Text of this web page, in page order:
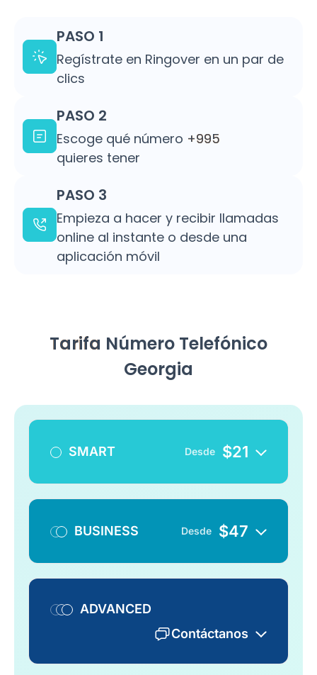
PASO 1
Regístrate en Ringover en un par de
clics
PASO 2
Escoge qué número +995
quieres tener
PASO 3
Empieza a hacer y recibir llamadas
online al instante o desde una
aplicación móvil
Tarifa Número Telefónico
Georgia
SMART Desde $21
BUSINESS Desde $47
ADVANCED
Contáctanos